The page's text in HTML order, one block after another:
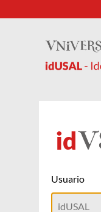
Usuario